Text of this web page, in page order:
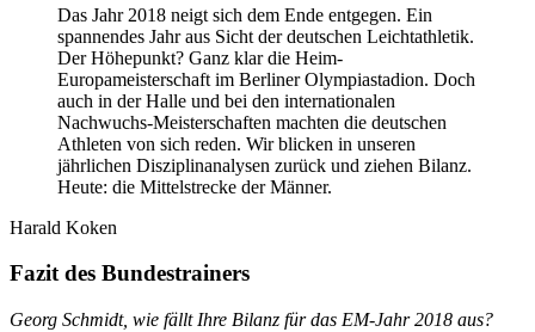
Das Jahr 2018 neigt sich dem Ende entgegen. Ein
spannendes Jahr aus Sicht der deutschen Leichtathletik.
Der Höhepunkt? Ganz klar die Heim-
Europameisterschaft im Berliner Olympiastadion. Doch
auch in der Halle und bei den internationalen
Nachwuchs-Meisterschaften machten die deutschen
Athleten von sich reden. Wir blicken in unseren
jährlichen Disziplinanalysen zurück und ziehen Bilanz.
Heute: die Mittelstrecke der Männer.
Harald Koken
Fazit des Bundestrainers
Georg Schmidt, wie fällt Ihre Bilanz für das EM-Jahr 2018 aus?